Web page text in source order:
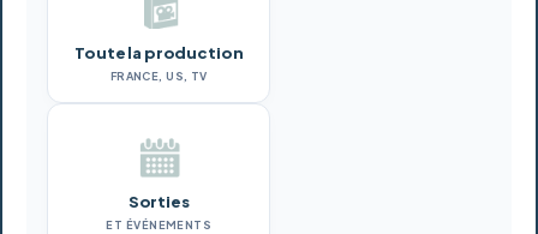
Toute la production
FRANCE, US, TV
Sorties
ET ÉVÉNEMENTS